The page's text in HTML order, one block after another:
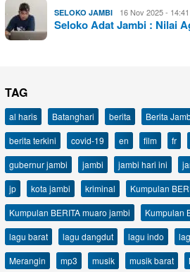
SELOKO JAMBI 16 Nov 2025 -
Seloko Adat Jambi : Nilai
TAG
al haris Batanghari berita Berita
berita terkini
covid-19 en film fr
gubernur jambi
jambi jambi hari ini
jp
kota jambi kriminal
Kumpulan
Kumpulan BERITA muaro jambi
Kumpulan
lagu barat
lagu dangdut lagu indo
Merangin
mp3 musik musik barat